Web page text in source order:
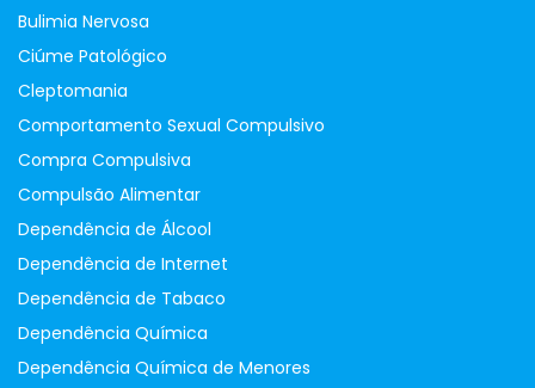
Bulimia Nervosa
Ciúme Patológico
Cleptomania
Comportamento Sexual Compulsivo
Compra Compulsiva
Compulsão Alimentar
Dependência de Álcool
Dependência de Internet
Dependência de Tabaco
Dependência Química
Dependência Química de Menores